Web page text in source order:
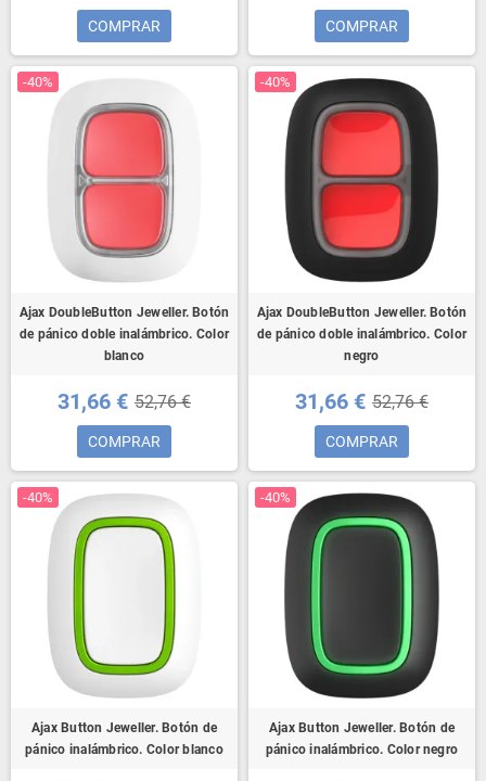
COMPRAR COMPRAR
-40%
Ajax DoubleButton Jeweller. Botón
de pánico doble inalámbrico. Color
blanco
31,66 € 52,76 €
COMPRAR
-40%
Ajax DoubleButton Jeweller. Botón
de pánico doble inalámbrico. Color
negro
31,66 € 52,76 €
COMPRAR
-40%
Ajax Button Jeweller. Botón de
pánico inalámbrico. Color blanco
-40%
Ajax Button Jeweller. Botón de
pánico inalámbrico. Color negro